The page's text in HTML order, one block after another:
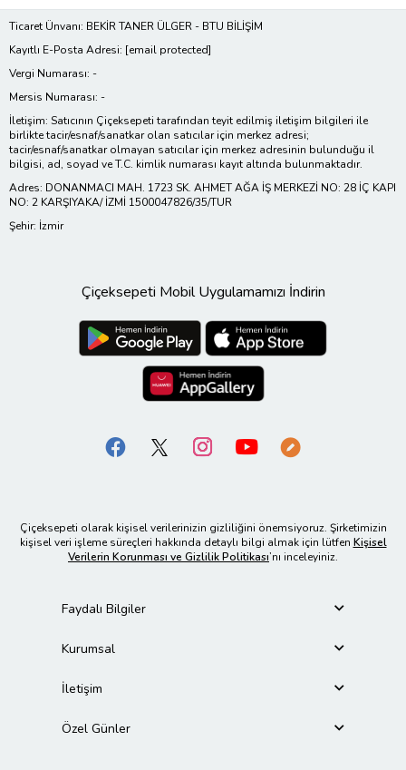
Ticaret Ünvanı: BEKİR TANER ÜLGER - BTU BİLİŞİM
Kayıtlı E-Posta Adresi: [email protected]
Vergi Numarası: -
Mersis Numarası: -
İletişim: Satıcının Çiçeksepeti tarafından teyit edilmiş iletişim bilgileri ile
birlikte tacir/esnaf/sanatkar olan satıcılar için merkez adresi;
tacir/esnaf/sanatkar olmayan satıcılar için merkez adresinin bulunduğu il
bilgisi, ad, soyad ve T.C. kimlik numarası kayıt altında bulunmaktadır.
Adres: DONANMACI MAH. 1723 SK. AHMET AĞA İŞ MERKEZİ NO: 28 İÇ KAPI
NO: 2 KARŞIYAKA/ İZMİ 1500047826/35/TUR
Şehir: İzmir
Çiçeksepeti Mobil Uygulamamızı İndirin
Çiçeksepeti olarak kişisel verilerinizin gizliliğini önemsiyoruz. Şirketimizin
kişisel veri işleme süreçleri hakkında detaylı bilgi almak için lütfen Kişisel
Verilerin Korunması ve Gizlilik Politikası’nı inceleyiniz.
Faydalı Bilgiler
Kurumsal
İletişim
Özel Günler